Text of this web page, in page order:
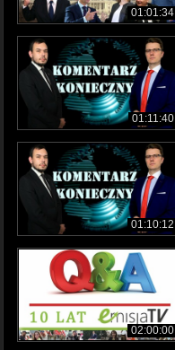
01:01:34
01:11:40
01:10:12
02:00:00